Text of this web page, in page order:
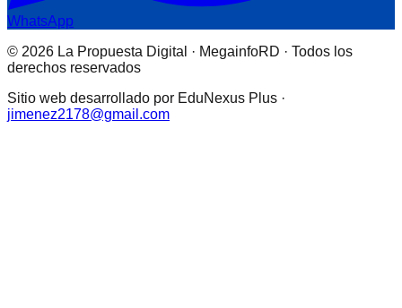
WhatsApp
© 2026 La Propuesta Digital · MegainfoRD · Todos los
derechos reservados
Sitio web desarrollado por EduNexus Plus ·
jimenez2178@gmail.com